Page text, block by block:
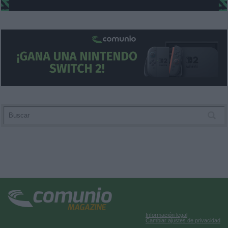
Información legal
Cambiar ajustes de privacidad